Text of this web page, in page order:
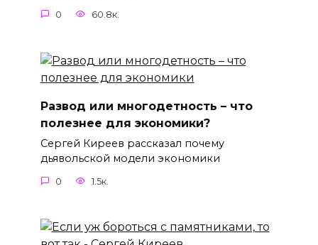
0 60.8к.
Развод или многодетность – что
полезнее для экономики?
Сергей Киреев рассказал почему
дьявольской модели экономики
0 1.5к.